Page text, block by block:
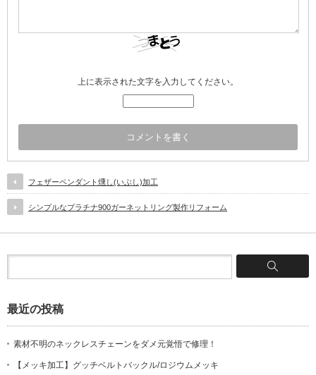
上に表示された文字を入力してください。
フェザーペンダント燻し(いぶし)加工
シンプルなプラチナ900ガーネットリング製作リフォーム
最近の投稿
素材不明のネックレスチェーンをダメ元覚悟で修理！
【メッキ加工】グッチベルトバックル/ロジウムメッキ